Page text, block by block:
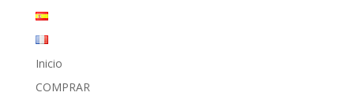
Inicio
COMPRAR